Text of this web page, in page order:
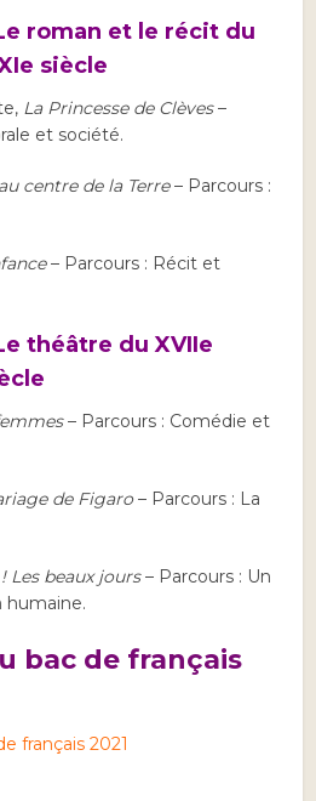
roman et le récit du
siècle
La Princesse de Clèves–
et société.
centre de la Terre– Parcours :
– Parcours : Récit et
théâtre du XVIIe
– Parcours : Comédie et
de Figaro– Parcours : La
Les beaux jours– Parcours : Un
humaine.
bac de français
français 2021